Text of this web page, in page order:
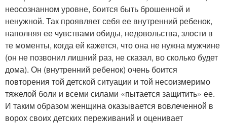
неосознанном уровне, боится быть брошенной и
ненужной. Так проявляет себя ее внутренний ребенок,
наполняя ее чувствами обиды, недовольства, злости в
те моменты, когда ей кажется, что она не нужна мужчине
(он не позвонил лишний раз, не сказал, во сколько будет
дома). Он (внутренний ребенок) очень боится
повторения той детской ситуации и той несоизмеримо
тяжелой боли и всеми силами «пытается защитить» ее.
И таким образом женщина оказывается вовлеченной в
ворох своих детских переживаний и оценивает